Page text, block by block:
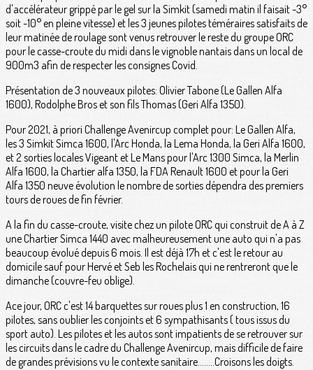
d'accélérateur grippé par le gel sur la Simkit (samedi matin il faisait -3°
soit -10° en pleine vitesse) et les 3 jeunes pilotes téméraires satisfaits de
leur matinée de roulage sont venus retrouver le reste du groupe ORC
pour le casse-croute du midi dans le vignoble nantais dans un local de
900m3 afin de respecter les consignes Covid.
Présentation de 3 nouveaux pilotes: Olivier Tabone (Le Gallen Alfa
1600), Rodolphe Bros et son fils Thomas (Geri Alfa 1350).
Pour 2021, à priori Challenge Avenircup complet pour: Le Gallen Alfa,
les 3 Simkit Simca 1600, l'Arc Honda, la Lema Honda, la Geri Alfa 1600,
et 2 sorties locales Vigeant et Le Mans pour l'Arc 1300 Simca, la Merlin
Alfa 1600, la Chartier alfa 1350, la FDA Renault 1600 et pour la Geri
Alfa 1350 neuve évolution le nombre de sorties dépendra des premiers
tours de roues de fin février.
A la fin du casse-croute, visite chez un pilote ORC qui construit de A à Z
une Chartier Simca 1440 avec malheureusement une auto qui n'a pas
beaucoup évolué depuis 6 mois. Il est déjà 17h et c'est le retour au
domicile sauf pour Hervé et Seb les Rochelais qui ne rentreront que le
dimanche (couvre-feu oblige).
Ace jour, ORC c'est 14 barquettes sur roues plus 1 en construction, 16
pilotes, sans oublier les conjoints et 6 sympathisants ( tous issus du
sport auto). Les pilotes et les autos sont impatients de se retrouver sur
les circuits dans le cadre du Challenge Avenircup, mais difficile de faire
de grandes prévisions vu le contexte sanitaire........Croisons les doigts.